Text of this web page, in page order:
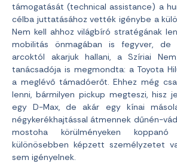
támogatását (technical assistance) a
célba juttatásához vették igénybe a
Nem kell ahhoz világbíró stratégának
mobilitás önmagában is fegyver, de
arcoktól akarjuk hallani, a Szíriai
tanácsadója is megmondta: a Toyota
a meglévő támadóerőt. Ehhez még
lenni, bármilyen pickup megteszi, hisz
egy D-Max, de akár egy kínai
négykerékhajtással átmennek dűnén-
mostoha körülményeken
különösebben képzett személyzetet
sem igényelnek.